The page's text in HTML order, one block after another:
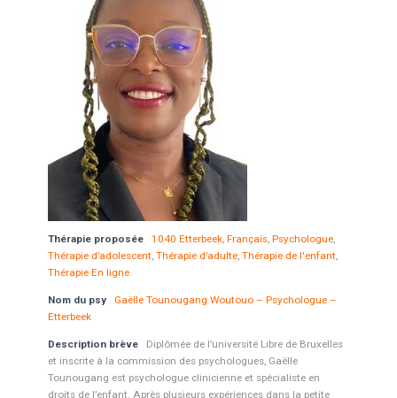
Nom du psy
Gaëlle Tounougang Woutouo – Psychologue –
Etterbeek
Thérapie proposée 1040 Etterbeek, Français, Psychologue,
Thérapie d’adolescent, Thérapie d’adulte, Thérapie de l'enfant,
Thérapie En ligne
Description brève
Diplômée de l’université Libre de Bruxelles
et inscrite à la commission des psychologues, Gaëlle
Tounougang est psychologue clinicienne et spécialiste en
droits de l’enfant. Après plusieurs expériences dans la petite